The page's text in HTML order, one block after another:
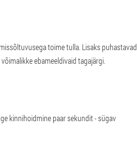
toime tulla. Lisaks puhastavad
ebameeldivaid tagajärgi.
kinnihoidmine paar sekundit - sügav